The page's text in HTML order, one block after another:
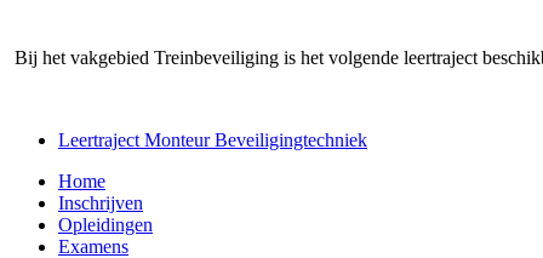
Bij het vakgebied Treinbeveiliging is het volgende leertraject
Leertraject Monteur Beveiligingtechniek
Home
Inschrijven
Opleidingen
Examens